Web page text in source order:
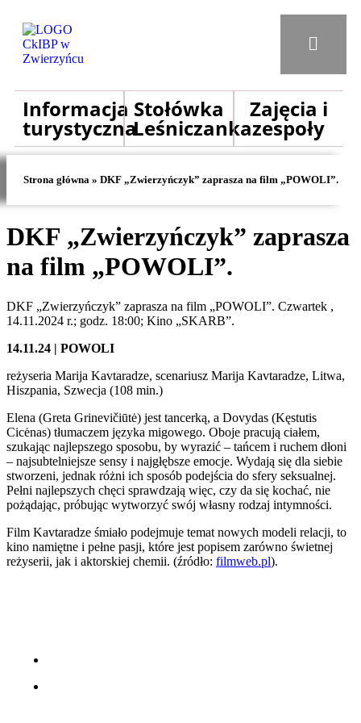
Informacja
turystyczna
Stołówka
Leśniczanka
Zajęcia i
zespoły
Strona główna» DKF „Zwierzyńczyk” zaprasza na film „POWOLI”.
DKF „Zwierzyńczyk” zaprasza
na film „POWOLI”.
DKF „Zwierzyńczyk” zaprasza na film „POWOLI”. Czwartek ,
14.11.2024 r.; godz. 18:00; Kino „SKARB”.
14.11.24 | POWOLI
reżyseria Marija Kavtaradze, scenariusz Marija Kavtaradze, Litwa,
Hiszpania, Szwecja (108 min.)
Elena (Greta Grinevičiūtė) jest tancerką, a Dovydas (Kęstutis
Cicėnas) tłumaczem języka migowego. Oboje pracują ciałem,
szukając najlepszego sposobu, by wyrazić – tańcem i ruchem dłoni
– najsubtelniejsze sensy i najgłębsze emocje. Wydają się dla siebie
stworzeni, jednak różni ich sposób podejścia do sfery seksualnej.
Pełni najlepszych chęci sprawdzają więc, czy da się kochać, nie
pożądając, próbując wytworzyć swój własny rodzaj intymności.
Film Kavtaradze śmiało podejmuje temat nowych modeli relacji, to
kino namiętne i pełne pasji, które jest popisem zarówno świetnej
reżyserii, jak i aktorskiej chemii. (źródło: filmweb.pl).